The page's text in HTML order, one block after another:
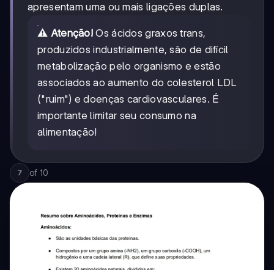
apresentam uma ou mais ligações duplas.
⚠️ Atenção! Os ácidos graxos trans,
produzidos industrialmente, são de difícil
metabolização pelo organismo e estão
associados ao aumento do colesterol LDL
("ruim") e doenças cardiovasculares. É
importante limitar seu consumo na
alimentação!
7 of 10